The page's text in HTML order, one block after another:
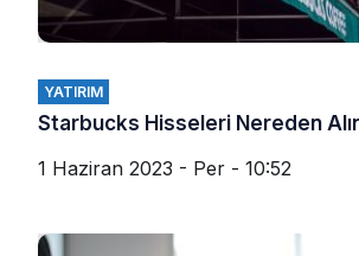
YATIRIM
Starbucks Hisseleri Nereden
1 Haziran 2023 - Per - 10:52